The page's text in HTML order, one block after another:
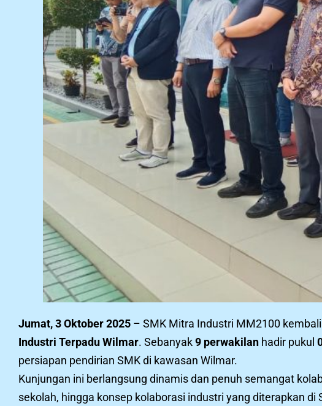
Jumat, 3 Oktober 2025 – SMK Mitra Industri MM2100
Industri Terpadu Wilmar. Sebanyak9 perwakilan hadir pukul
persiapan pendirian SMK di kawasan Wilmar.
Kunjungan ini berlangsung dinamis dan penuh semangat
sekolah, hingga konsep kolaborasi industri yang diterapkan